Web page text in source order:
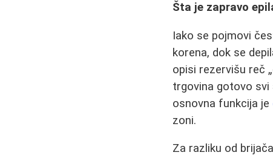
Šta je zapravo
Iako se pojmovi
korena, dok se
opisi rezervišu reč
trgovina gotovo svi
osnovna funkcija je
zoni.
Za razliku od